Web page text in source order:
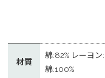
材質
綿:82% レーヨン
綿:100%